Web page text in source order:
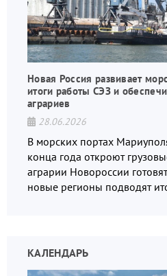
Новая Россия развивает
итоги работы СЭЗ и
аграриев
28.06.2026
В морских портах
конца года откроют
аграрии Новороссии
новые регионы подводят
КАЛЕНДАРЬ